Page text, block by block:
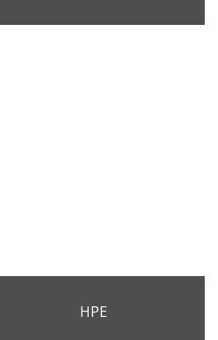
HPE